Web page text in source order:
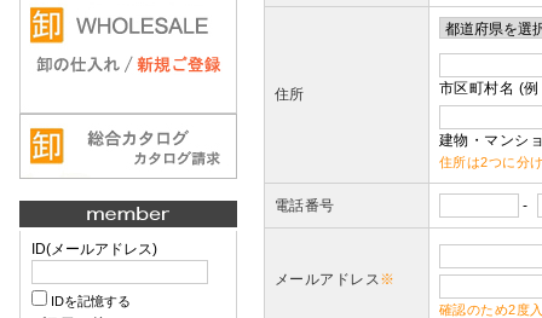
ID(メールアドレス)
IDを記憶する
住所 市区町村名 (
建物・マンシ
住所は2つに分
電話番号 -
メールアドレス※
確認のため2度